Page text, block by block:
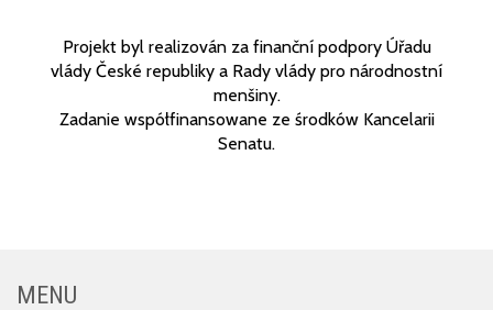
Projekt byl realizován za finanční podpory Úřadu
vlády České republiky a Rady vlády pro národnostní
menšiny.
Zadanie współfinansowane ze środków Kancelarii
Senatu.
MENU